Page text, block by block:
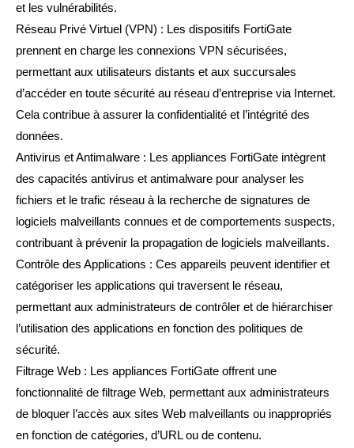
et les vulnérabilités.
Réseau Privé Virtuel (VPN) : Les dispositifs FortiGate
prennent en charge les connexions VPN sécurisées,
permettant aux utilisateurs distants et aux succursales
d’accéder en toute sécurité au réseau d’entreprise via Internet.
Cela contribue à assurer la confidentialité et l’intégrité des
données.
Antivirus et Antimalware : Les appliances FortiGate intègrent
des capacités antivirus et antimalware pour analyser les
fichiers et le trafic réseau à la recherche de signatures de
logiciels malveillants connues et de comportements suspects,
contribuant à prévenir la propagation de logiciels malveillants.
Contrôle des Applications : Ces appareils peuvent identifier et
catégoriser les applications qui traversent le réseau,
permettant aux administrateurs de contrôler et de hiérarchiser
l’utilisation des applications en fonction des politiques de
sécurité.
Filtrage Web : Les appliances FortiGate offrent une
fonctionnalité de filtrage Web, permettant aux administrateurs
de bloquer l’accès aux sites Web malveillants ou inappropriés
en fonction de catégories, d’URL ou de contenu.